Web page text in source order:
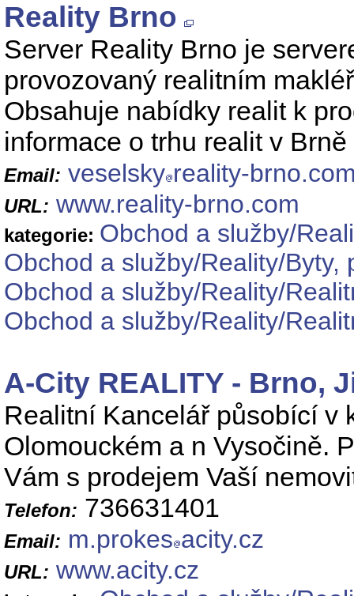
Reality Brno
Server Reality Brno je
provozovaný realitním
Obsahuje nabídky realit k
informace o trhu realit v
Email: veselsky reality-
URL: www.reality-brno.com
kategorie: Obchod a služby/
Obchod a služby/Reality/Byty,
Obchod a služby/Reality/
Obchod a služby/Reality/
A-City REALITY - Brno,
Realitní Kancelář působící v
Olomouckém a n Vysočině.
Vám s prodejem Vaší
Telefon: 736631401
Email: m.prokes acity.cz
URL: www.acity.cz